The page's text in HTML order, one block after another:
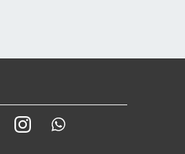
YoutubeInstagram